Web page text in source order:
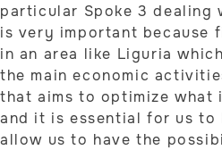
particular Spoke 3 dealing
is very important because
in an area like Liguria
the main economic
that aims to optimize what
and it is essential for us to
allow us to have the